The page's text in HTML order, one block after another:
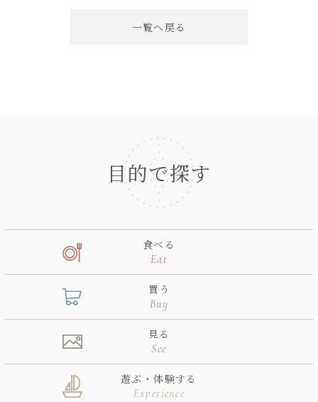
一覧へ戻る
目的で探す
食べる
Eat
買う
Buy
見る
See
遊ぶ・体験する
Experience